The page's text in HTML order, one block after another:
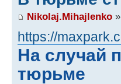
Nikolaj.Mihajlenko
https://
На случай
тюрьме